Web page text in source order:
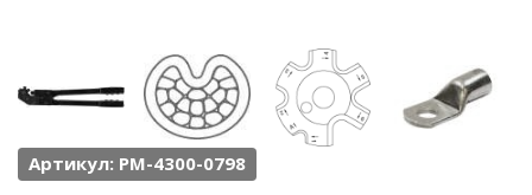
Артикул: PM-4300-0798